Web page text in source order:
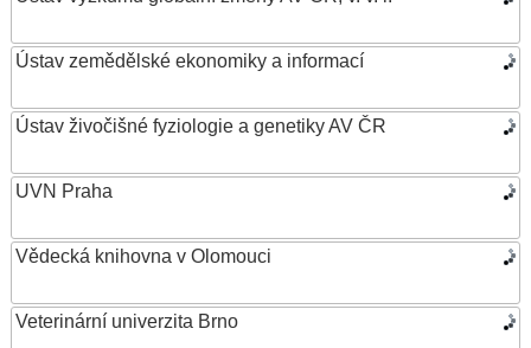
Ústav zemědělské ekonomiky a informací
Ústav živočišné fyziologie a genetiky AV ČR
UVN Praha
Vědecká knihovna v Olomouci
Veterinární univerzita Brno